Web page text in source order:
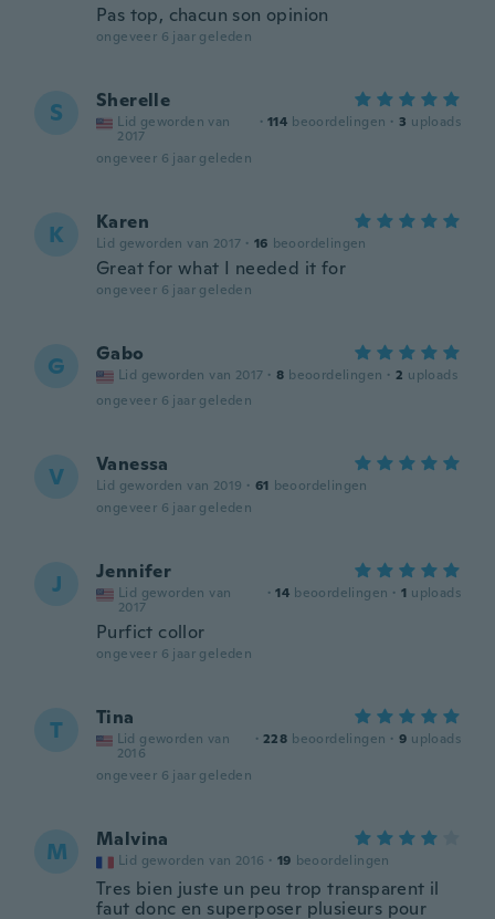
Pas top, chacun son opinion
ongeveer 6 jaar geleden
S Sherelle
Lid geworden van
2017
· 114 beoordelingen · 3 uploads
ongeveer 6 jaar geleden
K Karen
Lid geworden van 2017 · 16 beoordelingen
Great for what I needed it for
ongeveer 6 jaar geleden
G Gabo
Lid geworden van 2017 · 8 beoordelingen · 2 uploads
ongeveer 6 jaar geleden
V Vanessa
Lid geworden van 2019 · 61 beoordelingen
ongeveer 6 jaar geleden
J Jennifer
Lid geworden van
2017
· 14 beoordelingen · 1 uploads
Purfict collor
ongeveer 6 jaar geleden
T Tina
Lid geworden van
2016
· 228 beoordelingen · 9 uploads
ongeveer 6 jaar geleden
M Malvina
Lid geworden van 2016 · 19 beoordelingen
Tres bien juste un peu trop transparent il
faut donc en superposer plusieurs pour